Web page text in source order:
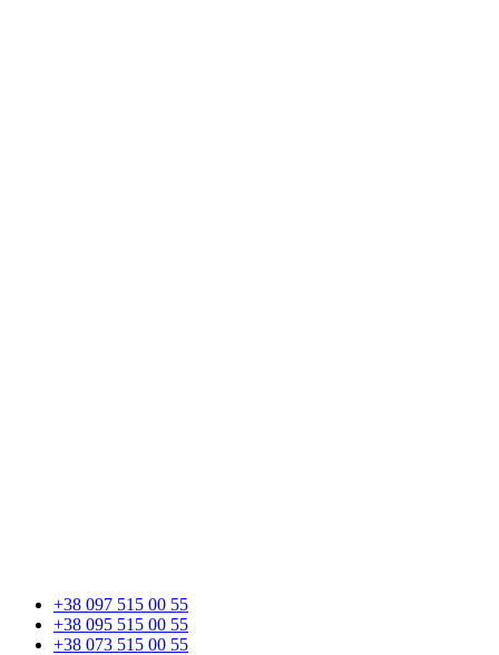
+38 097 515 00 55
+38 095 515 00 55
+38 073 515 00 55